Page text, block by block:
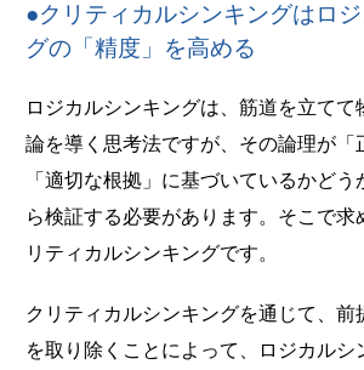
●クリティカルシンキングはロ
グの「精度」を高める
ロジカルシンキングは、筋道を立てて
論を導く思考法ですが、その論理が「
「適切な根拠」に基づいているかど
ら検証する必要があります。そこで求
リティカルシンキングです。
クリティカルシンキングを通じて、前
を取り除くことによって、ロジカルシ